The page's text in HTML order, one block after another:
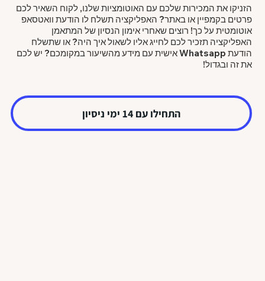
הזניקו את המכירות שלכם עם האוטומציות שלנו, לקוח השאיר לכם
פרטים בקמפיין או באתר? האפליקציה תשלח לו הודעת וואטסאפ
אוטומטית על כך! רוצים שאחרי אימון הנסיון של המתאמן
האפליקציה תזכיר לכם לחייג אליו לשאול איך היה? או שתשלח
הודעת Whatsapp אישית עם מידע מהשיעור במקומכם? יש לכם
את זה ובגדול!
התחילו עם 14 ימי ניסיון